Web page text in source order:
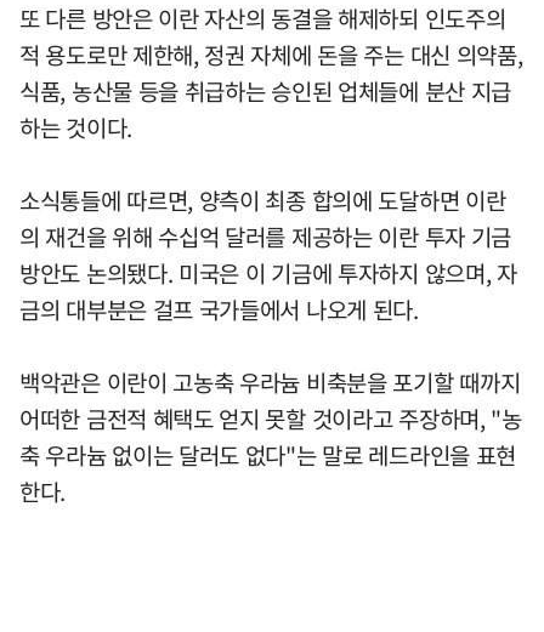
또 다른 방안은 이란 자산의 동결을 해제하되 인도주의
적 용도로만 제한해, 정권 자체에 돈을 주는 대신 의약품,
식품, 농산물 등을 취급하는 승인된 업체들에 분산 지급
하는 것이다.
소식통들에 따르면, 양측이 최종 합의에 도달하면 이란
의 재건을 위해 수십억 달러를 제공하는 이란 투자 기금
방안도 논의됐다. 미국은 이 기금에 투자하지 않으며, 자
금의 대부분은 걸프 국가들에서 나오게 된다.
백악관은 이란이 고농축 우라늄 비축분을 포기할 때까지
어떠한 금전적 혜택도 얻지 못할 것이라고 주장하며, "농
축 우라늄 없이는 달러도 없다"는 말로 레드라인을 표현
한다.